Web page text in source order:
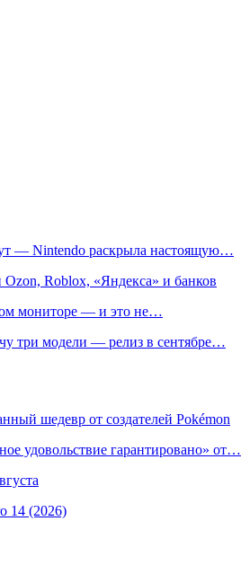
— Nintendo раскрыла настоящую…
Ozon, Roblox, «Яндекса» и банков
мониторе — и это не…
три модели — релиз в сентябре…
шедевр от создателей Pokémon
удовольствие гарантировано» от…
14 (2026)